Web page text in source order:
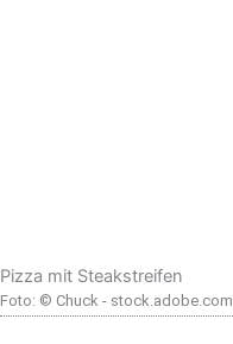
Pizza mit Steakstreifen
Foto: © Chuck - stock.adobe.com